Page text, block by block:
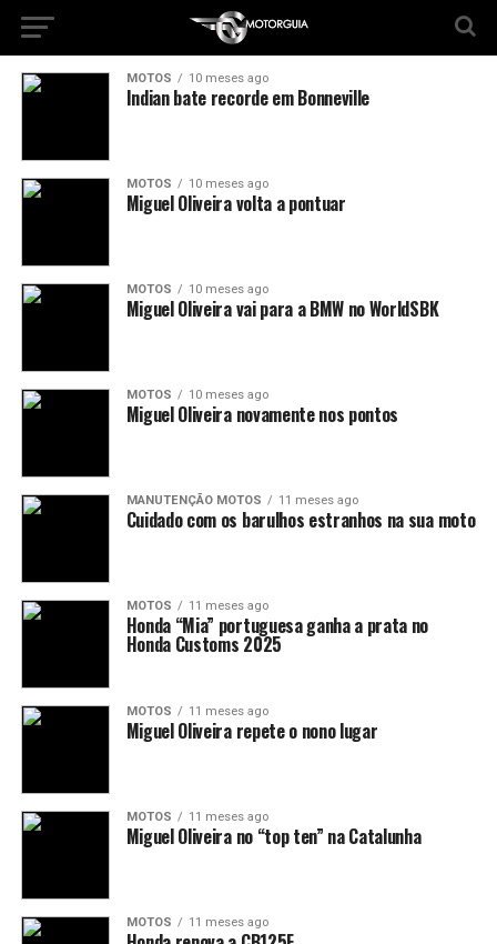
MOTOS 10 meses ago
Indian bate recorde em Bonneville
MOTOS 10 meses ago
Miguel Oliveira volta a pontuar
MOTOS 10 meses ago
Miguel Oliveira vai para a BMW no WorldSBK
MOTOS 10 meses ago
Miguel Oliveira novamente nos pontos
MANUTENÇÃO MOTOS 11 meses ago
Cuidado com os barulhos estranhos na sua moto
MOTOS 11 meses ago
Honda “Mia” portuguesa ganha a prata no
Honda Customs 2025
MOTOS 11 meses ago
Miguel Oliveira repete o nono lugar
MOTOS 11 meses ago
Miguel Oliveira no “top ten” na Catalunha
MOTOS 11 meses ago